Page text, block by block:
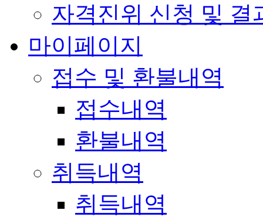
자격진위 신청 및 결
마이페이지
접수 및 환불내역
접수내역
환불내역
취득내역
취득내역